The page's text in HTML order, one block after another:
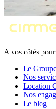
A vos côtés
Le Groupe
Nos
Location
Nos
Le blog